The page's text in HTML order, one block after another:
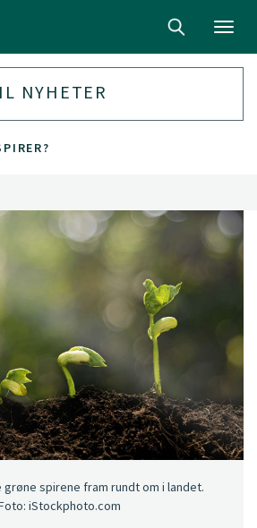
NYHETER
spirene fram rundt om i landet.
iStockphoto.com